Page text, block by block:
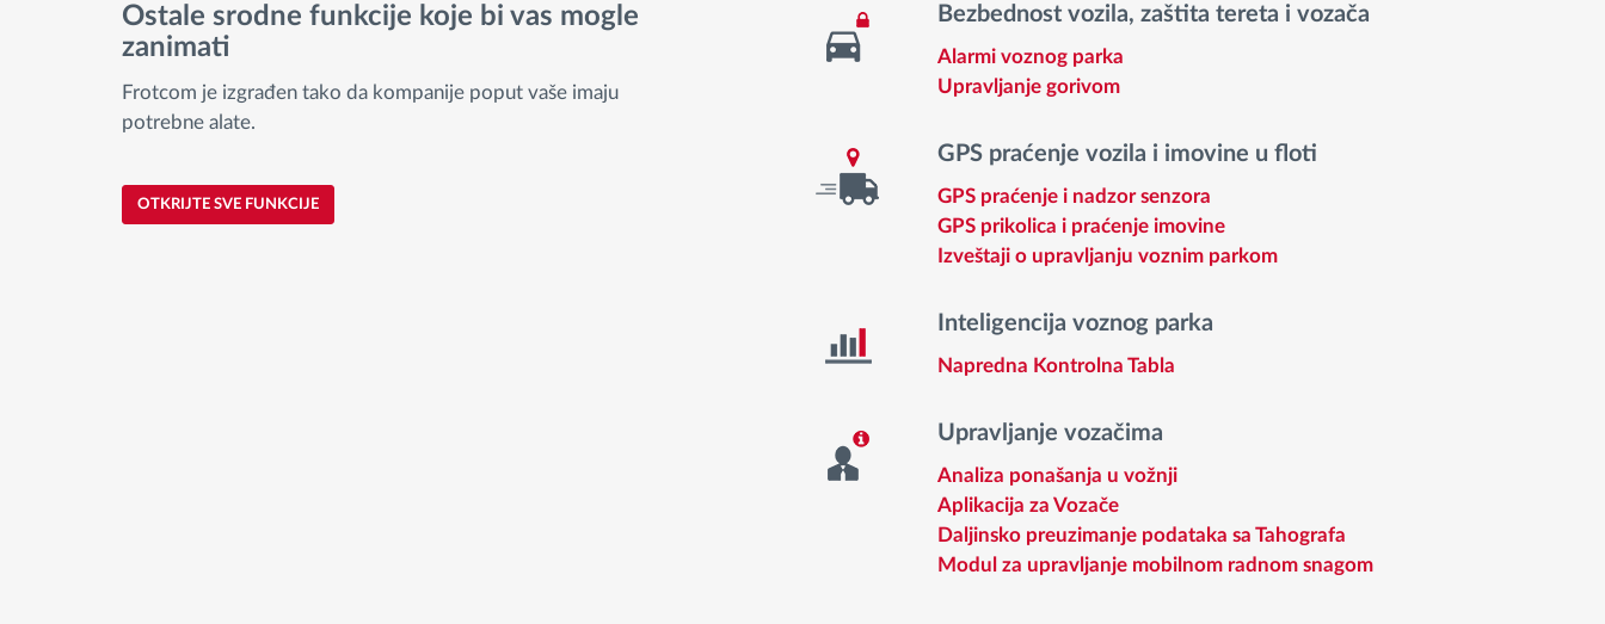
Ostale srodne funkcije koje bi vas mogle
zanimati
Frotcom je izgrađen tako da kompanije poput vaše imaju
potrebne alate.
OTKRIJTE SVE FUNKCIJE
Bezbednost vozila, zaštita tereta i vozača
Alarmi voznog parka
Upravljanje gorivom
GPS praćenje vozila i imovine u floti
GPS praćenje i nadzor senzora
GPS prikolica i praćenje imovine
Izveštaji o upravljanju voznim parkom
Inteligencija voznog parka
Napredna Kontrolna Tabla
Upravljanje vozačima
Analiza ponašanja u vožnji
Aplikacija za Vozače
Daljinsko preuzimanje podataka sa Tahografa
Modul za upravljanje mobilnom radnom snagom